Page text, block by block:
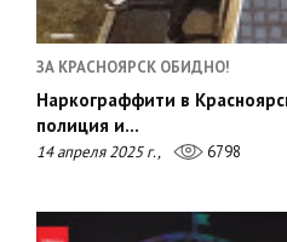
ЗА КРАСНОЯРСК ОБИДНО!
Наркограффити в
полиция и…
14 апреля 2025 г., 6798